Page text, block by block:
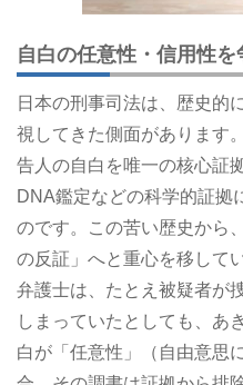
自白の任意性・信用性を
日本の刑事司法は、歴史的
視してきた側面があります
告人の自白を唯一の核心証
DNA鑑定などの科学的証拠
のです。この苦い歴史から
の反証」へと重心を移して
弁護士は、たとえ被疑者が
しまっていたとしても、あ
白が「任意性」（自由意思